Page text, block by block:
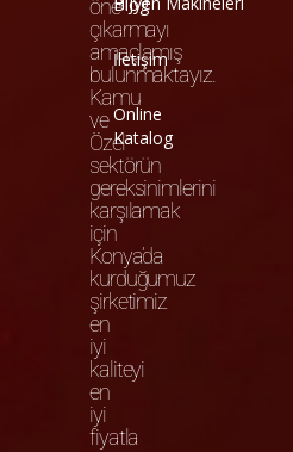
öne
çıkarmayı
amaçlamış
bulunmaktayız.
Kamu
ve
Özel
sektörün
gereksinimlerini
karşılamak
için
Konya’da
kurduğumuz
şirketimiz
en
iyi
kaliteyi
en
iyi
fiyatla
İletişim
Online
Katalog